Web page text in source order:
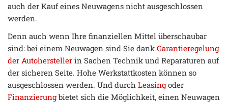
auch der Kauf eines Neuwagens nicht ausgeschlossen
werden.
Denn auch wenn Ihre finanziellen Mittel überschaubar
sind: bei einem Neuwagen sind Sie dank Garantieregelung
der Autohersteller in Sachen Technik und Reparaturen auf
der sicheren Seite. Hohe Werkstattkosten können so
ausgeschlossen werden. Und durch Leasingoder
Finanzierungbietet sich die Möglichkeit, einen Neuwagen